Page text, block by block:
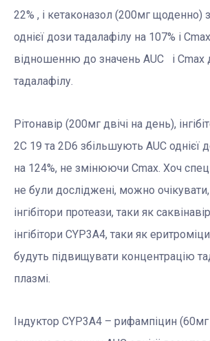
22% , і кетаконазол (200мг щоденно)
однієї дози тадалафілу на 107% і
відношенню до значень AUC і Сmax
тадалафілу.
Рітонавір (200мг двічі на день),
2С 19 та 2D6 збільшують AUC однієї
на 124%, не змінюючи Сmax. Хоч
не були досліджені, можно
інгібітори протеази, таки як
інгібітори CYP3A4, таки як
будуть підвищувати концентрацію
плазмі.
Індуктор CYP3A4 – рифампіцин